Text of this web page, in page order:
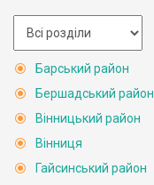
Барський район
Бершадський район
Вінницький район
Вінниця
Гайсинський район